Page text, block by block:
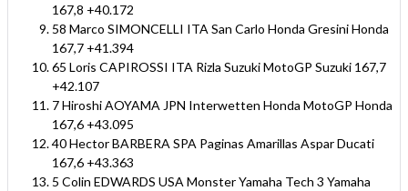
167,8 +40.172
58 Marco SIMONCELLI ITA San Carlo Honda Gresini Honda
167,7 +41.394
65 Loris CAPIROSSI ITA Rizla Suzuki MotoGP Suzuki 167,7
+42.107
7 Hiroshi AOYAMA JPN Interwetten Honda MotoGP Honda
167,6 +43.095
40 Hector BARBERA SPA Paginas Amarillas Aspar Ducati
167,6 +43.363
5 Colin EDWARDS USA Monster Yamaha Tech 3 Yamaha